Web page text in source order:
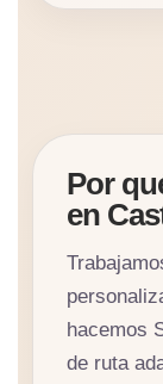
Por
en
hacemos
de ruta